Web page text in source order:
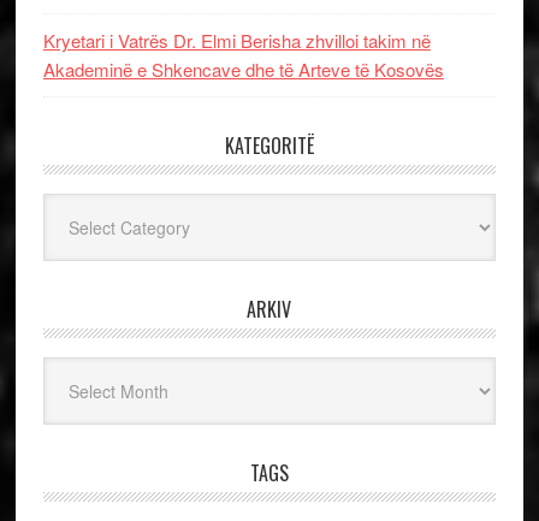
Kryetari i Vatrës Dr. Elmi Berisha zhvilloi takim në
Akademinë e Shkencave dhe të Arteve të Kosovës
KATEGORITË
ARKIV
TAGS